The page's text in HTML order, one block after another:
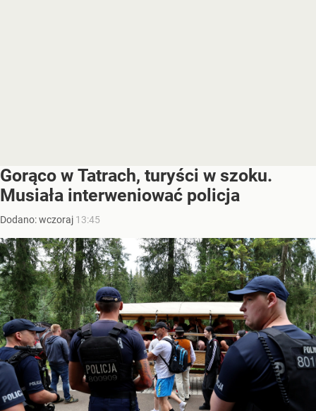
Gorąco w Tatrach, turyści w szoku.
Musiała interweniować policja
Dodano:wczoraj 13:45